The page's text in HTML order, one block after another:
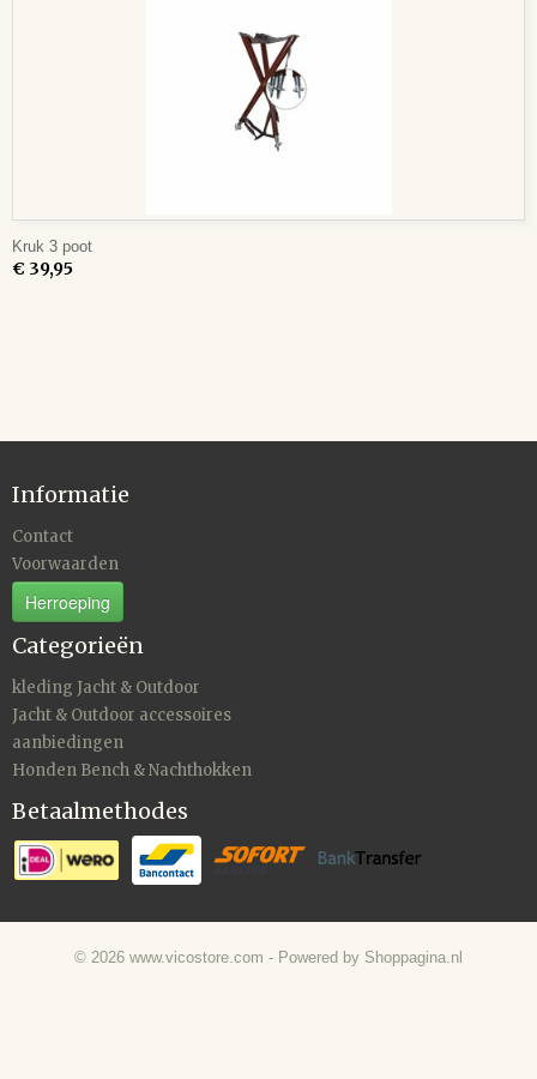
Kruk 3 poot
€ 39,95
Informatie
Contact
Voorwaarden
Herroeping
Categorieën
kleding Jacht & Outdoor
Jacht & Outdoor accessoires
aanbiedingen
Honden Bench & Nachthokken
Betaalmethodes
© 2026 www.vicostore.com - Powered by Shoppagina.nl